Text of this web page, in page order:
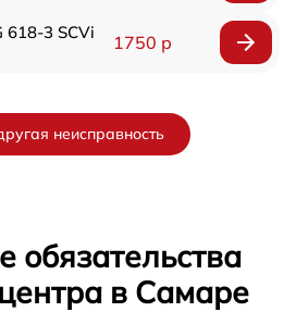
3 SCVi
1750 р
неисправность
обязательства
в Самаре